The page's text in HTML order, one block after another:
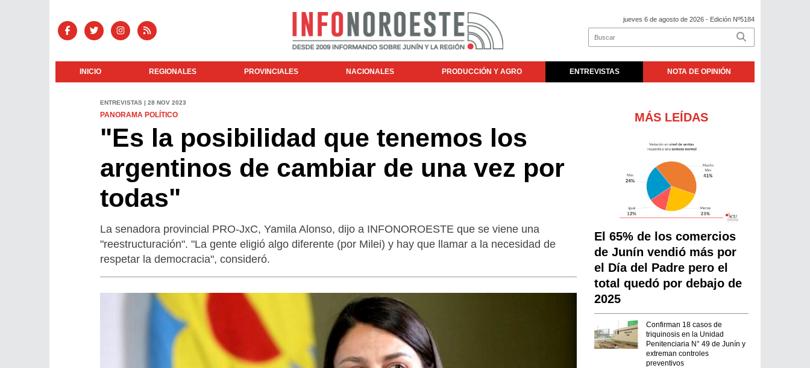
jueves 6 de agosto de 2026 - Edición Nº5184
INICIO REGIONALES PROVINCIALES NACIONALES PRODUCCIÓN Y AGRO ENTREVISTAS NOTA DE OPINIÓN
ENTREVISTAS | 28 NOV 2023
PANORAMA POLÍTICO
"Es la posibilidad que tenemos los
argentinos de cambiar de una vez por
todas"
La senadora provincial PRO-JxC, Yamila Alonso, dijo a INFONOROESTE que se viene una
"reestructuración". "La gente eligió algo diferente (por Milei) y hay que llamar a la necesidad de
respetar la democracia", consideró.
MÁS LEÍDAS
El 65% de los comercios
de Junín vendió más por
el Día del Padre pero el
total quedó por debajo de
2025
Confirman 18 casos de
triquinosis en la Unidad
Penitenciaria N° 49 de Junín y
extreman controles
preventivos